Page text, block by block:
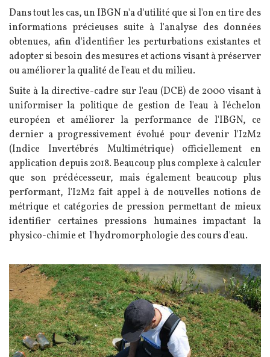
Dans tout les cas, un IBGN n'a d'utilité que si l'on en tire des
informations précieuses suite à l'analyse des données
obtenues, afin d'identifier les perturbations existantes et
adopter si besoin des mesures et actions visant à préserver
ou améliorer la qualité de l'eau et du milieu.
Suite à la directive-cadre sur l'eau (DCE) de 2000 visant à
uniformiser la politique de gestion de l'eau à l'échelon
européen et améliorer la performance de l'IBGN, ce
dernier a progressivement évolué pour devenir l'I2M2
(Indice Invertébrés Multimétrique) officiellement en
application depuis 2018. Beaucoup plus complexe à calculer
que son prédécesseur, mais également beaucoup plus
performant, l'I2M2 fait appel à de nouvelles notions de
métrique et catégories de pression permettant de mieux
identifier certaines pressions humaines impactant la
physico-chimie et l'hydromorphologie des cours d'eau.
Image